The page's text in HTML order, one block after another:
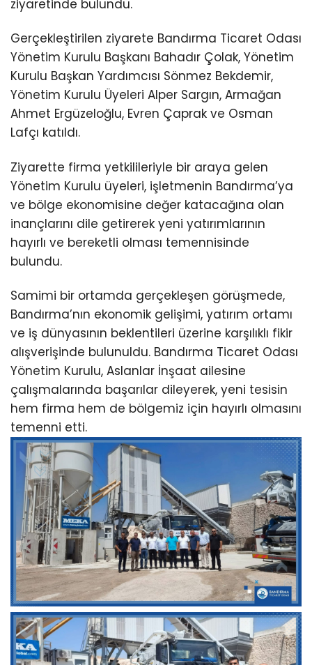
ziyaretinde bulundu.
Gerçekleştirilen ziyarete Bandırma Ticaret Odası
Yönetim Kurulu Başkanı Bahadır Çolak, Yönetim
Kurulu Başkan Yardımcısı Sönmez Bekdemir,
Yönetim Kurulu Üyeleri Alper Sargın, Armağan
Ahmet Ergüzeloğlu, Evren Çaprak ve Osman
Lafçı katıldı.
Ziyarette firma yetkilileriyle bir araya gelen
Yönetim Kurulu üyeleri, işletmenin Bandırma’ya
ve bölge ekonomisine değer katacağına olan
inançlarını dile getirerek yeni yatırımlarının
hayırlı ve bereketli olması temennisinde
bulundu.
Samimi bir ortamda gerçekleşen görüşmede,
Bandırma’nın ekonomik gelişimi, yatırım ortamı
ve iş dünyasının beklentileri üzerine karşılıklı fikir
alışverişinde bulunuldu. Bandırma Ticaret Odası
Yönetim Kurulu, Aslanlar İnşaat ailesine
çalışmalarında başarılar dileyerek, yeni tesisin
hem firma hem de bölgemiz için hayırlı olmasını
temenni etti.